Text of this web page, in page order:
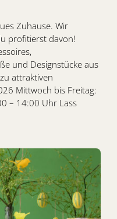
Zuhause. Wir
profitierst davon!
und Designstücke aus
attraktiven
Mittwoch bis Freitag:
– 14:00 Uhr Lass